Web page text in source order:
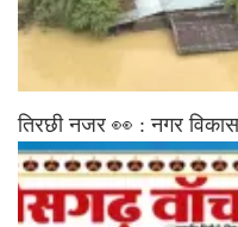
तिरछी नजर 👀 : नगर विकास